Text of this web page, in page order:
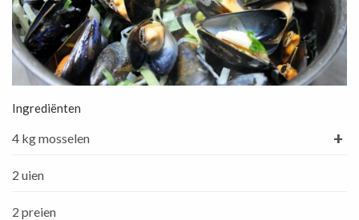
Ingrediënten
4 kg mosselen +
2 uien
2 preien